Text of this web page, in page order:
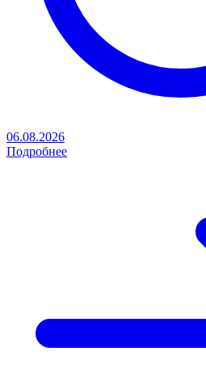
06.08.2026
Подробнее